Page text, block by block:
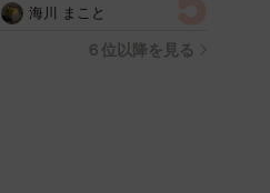
「急に老けた？」【漫画】
海川 まこと
６位以降を見る